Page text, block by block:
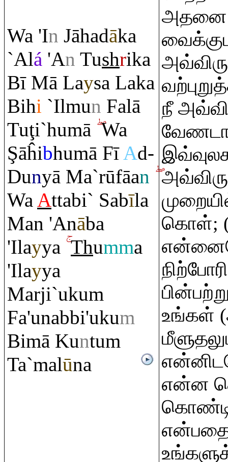
Wa 'In Jāhadāka
`Alá 'An Tushrika
Bī Mā Laysa Laka
Bihi `Ilmun Falā
Tuţi`humā Wa
Şāĥibhumā FīAd-
Dunyā Ma`rūfāan
WaAttabi` Sabīla
Man 'Anāba
'Ilayya Thumma
'Ilayya
Marji`ukum
Fa'unabbi'ukum
Bimā Kuntum
Ta`malūna
அதனை
நீ
கொள்;
உங்கள்
என்ன